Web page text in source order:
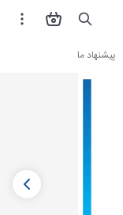
پیشنهاد ما
دستگاه شست و شوی دهان و